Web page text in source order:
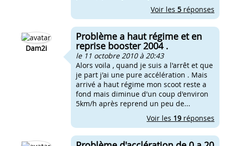
Voir les 5 réponses
Dam2i
Problème a haut régime et en
reprise booster 2004 .
le 11 octobre 2010 à 20:43
Alors voila , quand je suis a l'arrêt et que
je part j'ai une pure accélération . Mais
arrivé a haut régime mon scoot reste a
fond mais diminue d'un coup d'environ
5km/h après reprend un peu de...
Voir les 19 réponses